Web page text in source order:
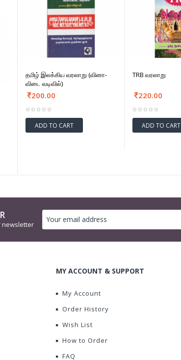
தமிழ் இலக்கிய வரலாறு (வினா-
விடை வடிவில்)
200.00
ADD TO CART
TRB வரலாறு
220.00
ADD TO CART
newsletter
MY ACCOUNT & SUPPORT
My Account
Order History
Wish List
How to Order
FAQ